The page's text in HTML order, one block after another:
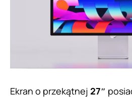
Ekran o przekątnej 27″